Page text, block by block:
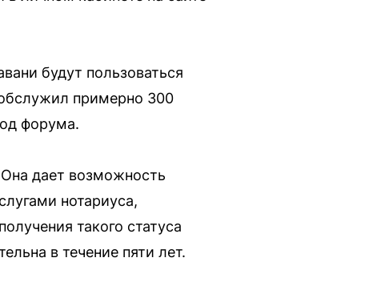
будут пользоваться
примерно 300
форума.
дает возможность
нотариуса,
такого статуса
в течение пяти лет.